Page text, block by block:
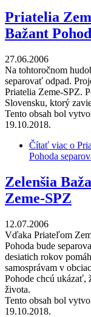
Priatelia
Bažant
27.06.2006
Na tohtoročnom
separovať odpad.
Priatelia Zeme-SPZ.
Slovensku, ktorý
Tento obsah bol
19.10.2018.
Čítať viac o
Pohoda
Zelenšia
Zeme-SPZ
12.07.2006
Vďaka Priateľom
Pohoda bude
desiatich rokov
samosprávam v
Pohode chcú ukázať,
života.
Tento obsah bol
19.10.2018.